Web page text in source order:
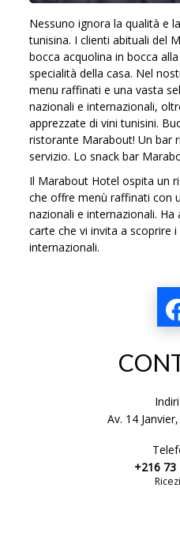
Nessuno ignora la qualità e
tunisina. I clienti abituali del
bocca acquolina in bocca
specialità della casa. Nel
menu raffinati e una vasta
nazionali e internazionali,
apprezzate di vini tunisini.
ristorante Marabout! Un bar
servizio. Lo snack bar
Il Marabout Hotel ospita un
che offre menù raffinati con
nazionali e internazionali.
carte che vi invita a scoprire
internazionali.
Av. 14
+216 73